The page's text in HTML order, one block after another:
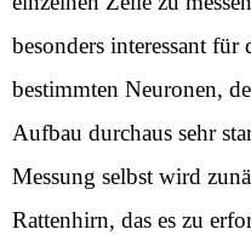
besonders interessant
bestimmten Neuronen,
Aufbau durchaus sehr
Messung selbst wird
Rattenhirn, das es zu